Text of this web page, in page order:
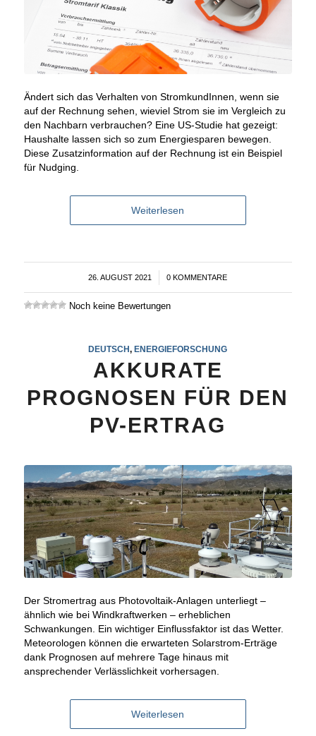
Ändert sich das Verhalten von StromkundInnen, wenn sie
auf der Rechnung sehen, wieviel Strom sie im Vergleich zu
den Nachbarn verbrauchen? Eine US-Studie hat gezeigt:
Haushalte lassen sich so zum Energiesparen bewegen.
Diese Zusatzinformation auf der Rechnung ist ein Beispiel
für Nudging.
Weiterlesen
26. AUGUST 2021
/ 0 KOMMENTARE
Noch keine Bewertungen
DEUTSCH ,ENERGIEFORSCHUNG
AKKURATE
PROGNOSEN FÜR DEN
PV-ERTRAG
Der Stromertrag aus Photovoltaik-Anlagen unterliegt –
ähnlich wie bei Windkraftwerken – erheblichen
Schwankungen. Ein wichtiger Einflussfaktor ist das Wetter.
Meteorologen können die erwarteten Solarstrom-Erträge
dank Prognosen auf mehrere Tage hinaus mit
ansprechender Verlässlichkeit vorhersagen.
Weiterlesen